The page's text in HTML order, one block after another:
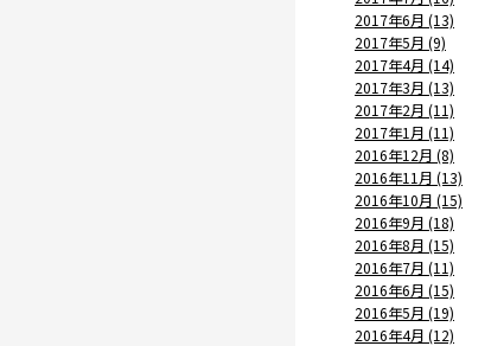
2017年6月 (13)
2017年5月 (9)
2017年4月 (14)
2017年3月 (13)
2017年2月 (11)
2017年1月 (11)
2016年12月 (8)
2016年11月 (13)
2016年10月 (15)
2016年9月 (18)
2016年8月 (15)
2016年7月 (11)
2016年6月 (15)
2016年5月 (19)
2016年4月 (12)